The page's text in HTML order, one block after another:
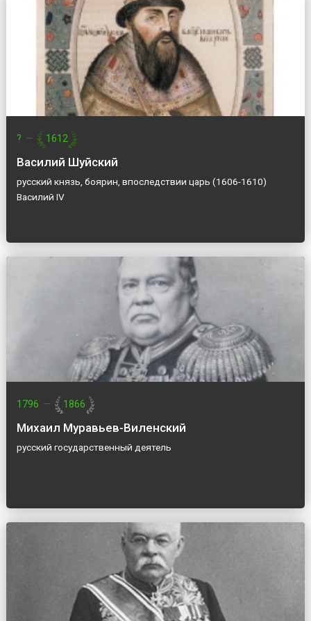
? — 1612
Василий Шуйский
русский князь, боярин, впоследствии царь (1606-1610)
Василий IV
1796 — 1866
Михаил Муравьев-Виленский
русский государственный деятель